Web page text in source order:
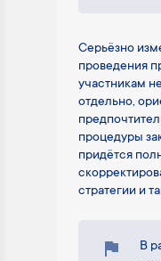
Серьёзно
проведения
участникам
отдельно,
процедуры
придётся
стратегии и
В